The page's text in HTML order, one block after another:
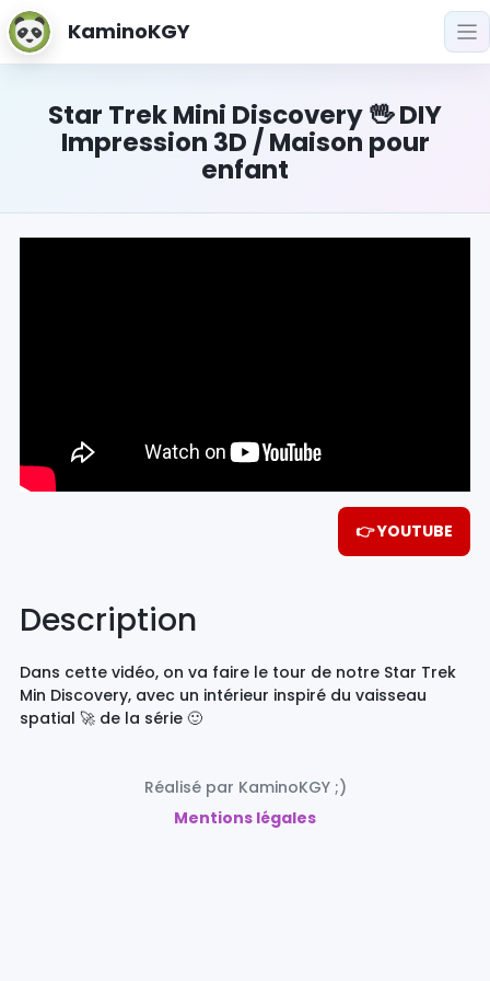
KaminoKGY
Star Trek Mini Discovery 🖖 DIY
Impression 3D / Maison pour
enfant
👉 YOUTUBE
Description
Dans cette vidéo, on va faire le tour de notre Star Trek
Min Discovery, avec un intérieur inspiré du vaisseau
spatial 🚀 de la série 🙂
Réalisé par KaminoKGY ;)
Mentions légales